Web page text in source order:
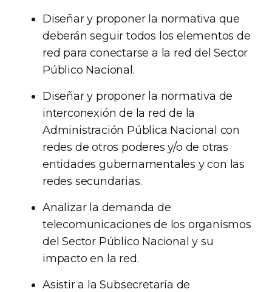
Diseñar y proponer la normativa que
deberán seguir todos los elementos de
red para conectarse a la red del Sector
Público Nacional.
Diseñar y proponer la normativa de
interconexión de la red de la
Administración Pública Nacional con
redes de otros poderes y/o de otras
entidades gubernamentales y con las
redes secundarias.
Analizar la demanda de
telecomunicaciones de los organismos
del Sector Público Nacional y su
impacto en la red.
Asistir a la Subsecretaría de